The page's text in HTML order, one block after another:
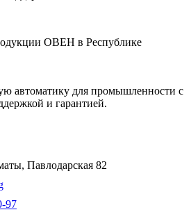
ОВЕН в Республике
автоматику для промышленности с
и гарантией.
Павлодарская 82
97